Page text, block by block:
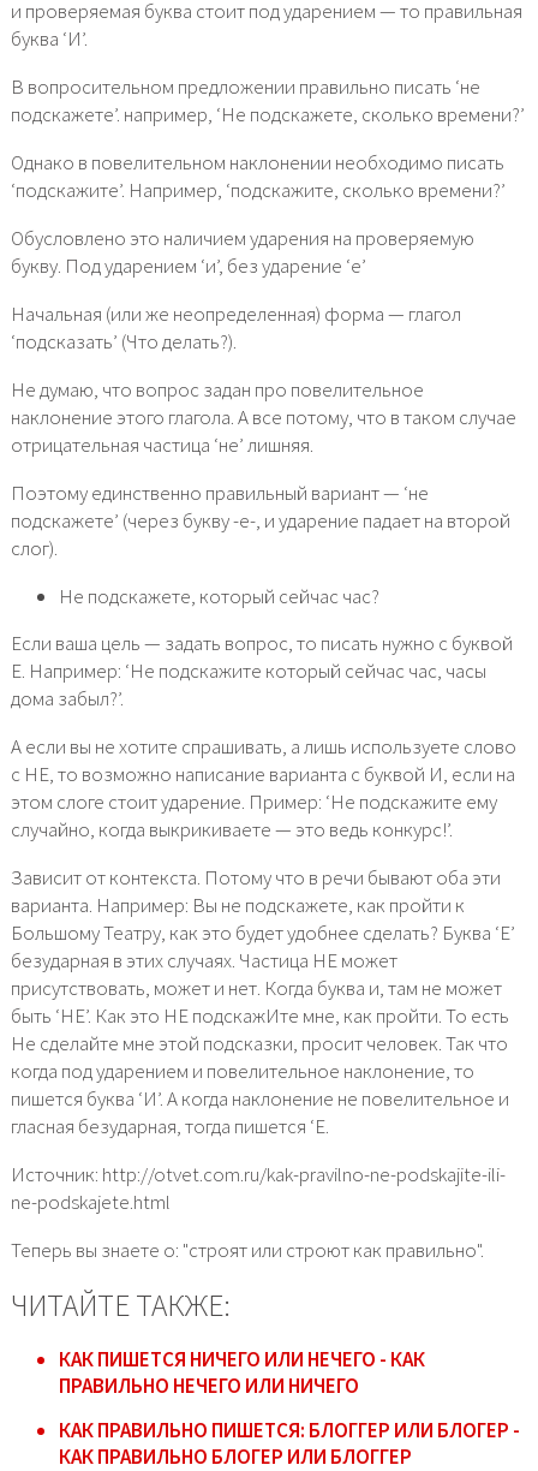
и проверяемая буква стоит под ударением — то правильная
буква ‘И’.
В вопросительном предложении правильно писать ‘не
подскажете’. например, ‘Не подскажете, сколько времени?’
Однако в повелительном наклонении необходимо писать
‘подскажите’. Например, ‘подскажите, сколько времени?’
Обусловлено это наличием ударения на проверяемую
букву. Под ударением ‘и’, без ударение ‘е’
Начальная (или же неопределенная) форма — глагол
‘подсказать’ (Что делать?).
Не думаю, что вопрос задан про повелительное
наклонение этого глагола. А все потому, что в таком случае
отрицательная частица ‘не’ лишняя.
Поэтому единственно правильный вариант — ‘не
подскажете’ (через букву -е-, и ударение падает на второй
слог).
Не подскажете, который сейчас час?
Если ваша цель — задать вопрос, то писать нужно с буквой
Е. Например: ‘Не подскажите который сейчас час, часы
дома забыл?’.
А если вы не хотите спрашивать, а лишь используете слово
с НЕ, то возможно написание варианта с буквой И, если на
этом слоге стоит ударение. Пример: ‘Не подскажите ему
случайно, когда выкрикиваете — это ведь конкурс!’.
Зависит от контекста. Потому что в речи бывают оба эти
варианта. Например: Вы не подскажете, как пройти к
Большому Театру, как это будет удобнее сделать? Буква ‘Е’
безударная в этих случаях. Частица НЕ может
присутствовать, может и нет. Когда буква и, там не может
быть ‘НЕ’. Как это НЕ подскажИте мне, как пройти. То есть
Не сделайте мне этой подсказки, просит человек. Так что
когда под ударением и повелительное наклонение, то
пишется буква ‘И’. А когда наклонение не повелительное и
гласная безударная, тогда пишется ‘Е.
Источник: http://otvet.com.ru/kak-pravilno-ne-podskajite-ili-
ne-podskajete.html
Теперь вы знаете о: "строят или строют как правильно".
ЧИТАЙТЕ ТАКЖЕ:
КАК ПИШЕТСЯ НИЧЕГО ИЛИ НЕЧЕГО - КАК
ПРАВИЛЬНО НЕЧЕГО ИЛИ НИЧЕГО
КАК ПРАВИЛЬНО ПИШЕТСЯ: БЛОГГЕР ИЛИ БЛОГЕР -
КАК ПРАВИЛЬНО БЛОГЕР ИЛИ БЛОГГЕР